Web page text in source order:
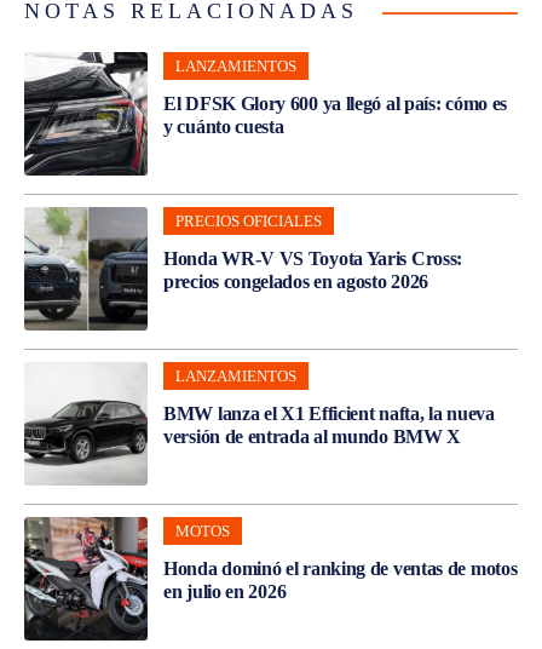
NOTAS RELACIONADAS
LANZAMIENTOS
El DFSK Glory 600 ya llegó al país: cómo es
y cuánto cuesta
PRECIOS OFICIALES
Honda WR-V VS Toyota Yaris Cross:
precios congelados en agosto 2026
LANZAMIENTOS
BMW lanza el X1 Efficient nafta, la nueva
versión de entrada al mundo BMW X
MOTOS
Honda dominó el ranking de ventas de motos
en julio en 2026